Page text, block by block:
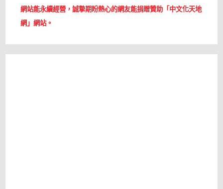
網站能永續經營，誠摯期盼熱心的網友能捐贈贊助「中文化天地
網」網站。